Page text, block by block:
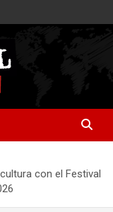
con el Festival